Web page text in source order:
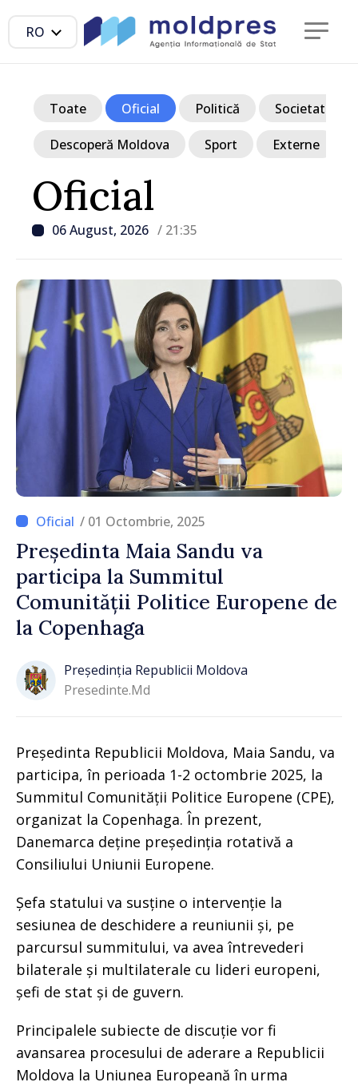
RO
Oficial
06 August, 2026 / 21:35
Toate Oficial Politică Societate
Descoperă Moldova Sport Externe
/ 01 Octombrie, 2025
Președinta Maia Sandu va
participa la Summitul
Comunității Politice Europene de
la Copenhaga
Președinția Republicii Moldova
Presedinte.md
Președinta Republicii Moldova, Maia Sandu, va
participa, în perioada 1-2 octombrie 2025, la
Summitul Comunității Politice Europene (CPE),
organizat la Copenhaga. În prezent,
Danemarca deține președinția rotativă a
Consiliului Uniunii Europene.
Șefa statului va susține o intervenție la
sesiunea de deschidere a reuniunii și, pe
parcursul summitului, va avea întrevederi
bilaterale și multilaterale cu lideri europeni,
șefi de stat și de guvern.
Principalele subiecte de discuție vor fi
avansarea procesului de aderare a Republicii
Moldova la Uniunea Europeană în urma